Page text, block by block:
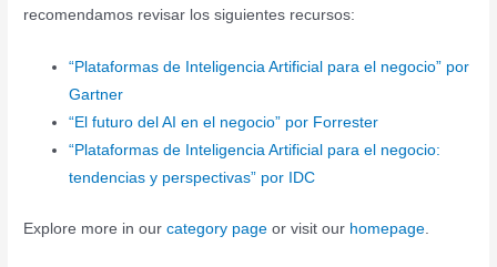
recomendamos revisar los siguientes recursos:
“Plataformas de Inteligencia Artificial para el negocio” por
Gartner
“El futuro del AI en el negocio” por Forrester
“Plataformas de Inteligencia Artificial para el negocio:
tendencias y perspectivas” por IDC
Explore more in ourcategory page or visit our homepage